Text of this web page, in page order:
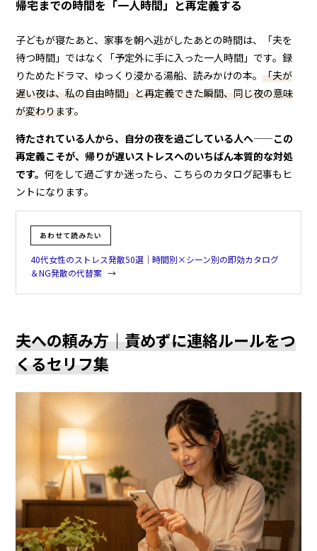
帰宅までの時間を「一人時間」と再定義する
子どもが寝たあと、家事を朝へ逃がしたあとの時間は、「夫を
待つ時間」ではなく「予定外に手に入った一人時間」です。録
りためたドラマ、ゆっくり浸かる湯船、読みかけの本。「夫が
遅い夜は、私の自由時間」と再定義できた瞬間、同じ夜の意味
が変わります。
待たされている人から、自分の夜を過ごしている人へ——この
再定義こそが、帰りが遅いストレスへのいちばん本質的な対処
です。何をして過ごすか迷ったら、こちらのカタログ記事もヒ
ントになります。
あわせて読みたい
40代女性のストレス発散50選｜時間別×シーン別の即効カタログ
＆NG発散の代替案
夫への頼み方｜責めずに連絡ルールをつ
くるセリフ集